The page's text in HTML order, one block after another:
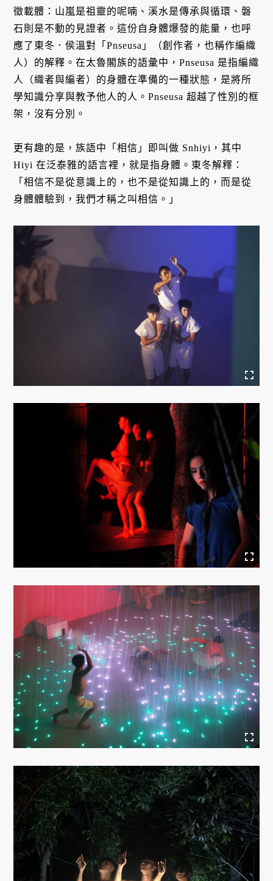
徵載體：山嵐是祖靈的呢喃、溪水是傳承與循環、磐
石則是不動的見證者。這份自身體爆發的能量，也呼
應了東冬．侯溫對「Pnseusa」（創作者，也稱作編織
人）的解釋。在太魯閣族的語彙中，Pnseusa 是指編織
人（織者與編者）的身體在準備的一種狀態，是將所
學知識分享與教予他人的人。Pnseusa 超越了性別的框
架，沒有分別。
更有趣的是，族語中「相信」即叫做 Snhiyi，其中
Hiyi 在泛泰雅的語言裡，就是指身體。東冬解釋：
「相信不是從意識上的，也不是從知識上的，而是從
身體體驗到，我們才稱之叫相信。」